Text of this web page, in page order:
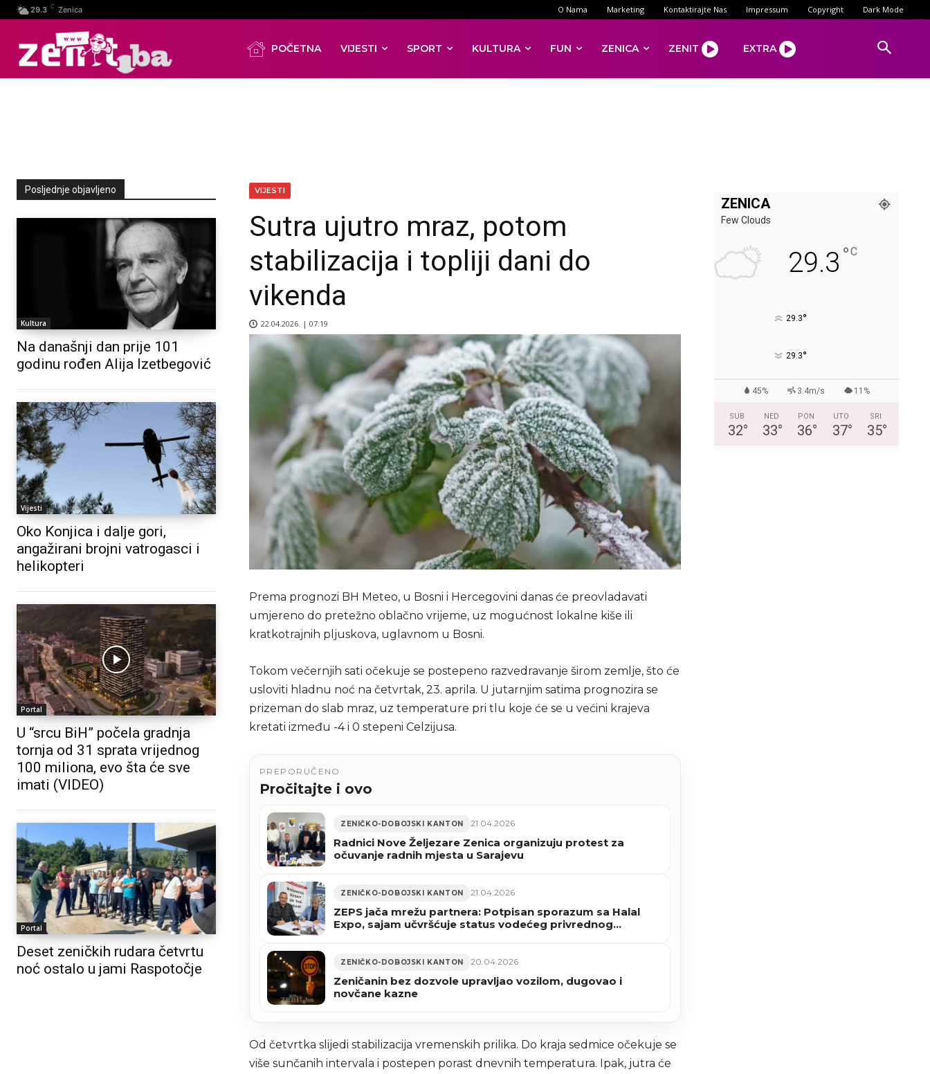
29.3 C Zenica O Nama Marketing Kontaktirajte Nas Impressum Copyright Dark Mode
POČETNA VIJESTI SPORT KULTURA FUN ZENICA ZENIT EXTRA
Posljednje objavljeno
Kultura
Na današnji dan prije 101
godinu rođen Alija Izetbegović
Vijesti
Oko Konjica i dalje gori,
angažirani brojni vatrogasci i
helikopteri
Portal
U “srcu BiH” počela gradnja
tornja od 31 sprata vrijednog
100 miliona, evo šta će sve
imati (VIDEO)
Portal
Deset zeničkih rudara četvrtu
noć ostalo u jami Raspotočje
VIJESTI
Sutra ujutro mraz, potom
stabilizacija i topliji dani do
vikenda
22.04.2026. | 07:19
Prema prognozi BH Meteo, u Bosni i Hercegovini danas će preovladavati
umjereno do pretežno oblačno vrijeme, uz mogućnost lokalne kiše ili
kratkotrajnih pljuskova, uglavnom u Bosni.
Tokom večernjih sati očekuje se postepeno razvedravanje širom zemlje, što će
usloviti hladnu noć na četvrtak, 23. aprila. U jutarnjim satima prognozira se
prizeman do slab mraz, uz temperature pri tlu koje će se u većini krajeva
kretati između -4 i 0 stepeni Celzijusa.
PREPORUČENO
Pročitajte i ovo
ZENIČKO-DOBOJSKI KANTON 21.04.2026
Radnici Nove Željezare Zenica organizuju protest za
očuvanje radnih mjesta u Sarajevu
ZENIČKO-DOBOJSKI KANTON 21.04.2026
ZEPS jača mrežu partnera: Potpisan sporazum sa Halal
Expo, sajam učvršćuje status vodećeg privrednog
ZENIČKO-DOBOJSKI KANTON 20.04.2026
Zeničanin bez dozvole upravljao vozilom, dugovao i
novčane kazne
Od četvrtka slijedi stabilizacija vremenskih prilika. Do kraja sedmice očekuje se
više sunčanih intervala i postepen porast dnevnih temperatura. Ipak, jutra će
ZENICA
Few Clouds
29.3 °C
29.3°
29.3°
45% 3.4m/s 11%
SUB
32°
NED
33°
PON
36°
UTO
37°
SRI
35°